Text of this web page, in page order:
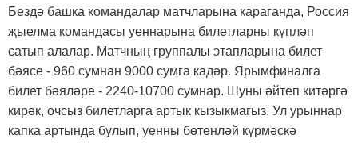
Бездә башка командалар матчларына караганда, Россия
җыелма командасы уеннарына билетларны күпләп
сатып алалар. Матчның группалы этапларына билет
бәясе - 960 сумнан 9000 сумга кадәр. Ярымфиналга
билет бәяләре - 2240-10700 сумнар. Шуны әйтеп китәргә
кирәк, очсыз билетларга артык кызыкмагыз. Ул урыннар
капка артында булып, уенны бөтенләй күрмәскә